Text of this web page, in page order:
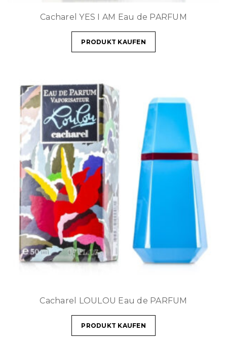
Cacharel YES I AM Eau de PARFUM
PRODUKT KAUFEN
Cacharel LOULOU Eau de PARFUM
PRODUKT KAUFEN